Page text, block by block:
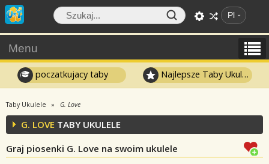
Pl
Menu
poczatkujacy taby Najlepsze Taby Ukulele
Taby Ukulele G. Love
G. LOVE TABY UKULELE
Graj piosenki G. Love na swoim ukulele